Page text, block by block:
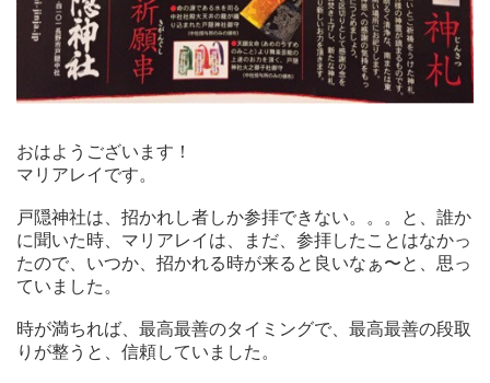
おはようございます！
マリアレイです。
戸隠神社は、招かれし者しか参拝できない。。。と、誰か
に聞いた時、マリアレイは、まだ、参拝したことはなかっ
たので、いつか、招かれる時が来ると良いなぁ〜と、思っ
ていました。
時が満ちれば、最高最善のタイミングで、最高最善の段取
りが整うと、信頼していました。